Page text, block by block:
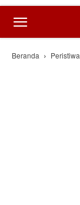
Beranda Peristiwa